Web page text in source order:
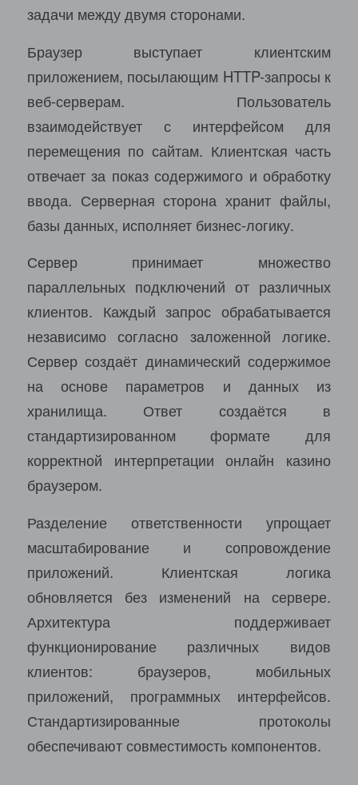
задачи между двумя сторонами.
Браузер выступает клиентским
приложением, посылающим HTTP-запросы к
веб-серверам. Пользователь
взаимодействует с интерфейсом для
перемещения по сайтам. Клиентская часть
отвечает за показ содержимого и обработку
ввода. Серверная сторона хранит файлы,
базы данных, исполняет бизнес-логику.
Сервер принимает множество
параллельных подключений от различных
клиентов. Каждый запрос обрабатывается
независимо согласно заложенной логике.
Сервер создаёт динамический содержимое
на основе параметров и данных из
хранилища. Ответ создаётся в
стандартизированном формате для
корректной интерпретации онлайн казино
браузером.
Разделение ответственности упрощает
масштабирование и сопровождение
приложений. Клиентская логика
обновляется без изменений на сервере.
Архитектура поддерживает
функционирование различных видов
клиентов: браузеров, мобильных
приложений, программных интерфейсов.
Стандартизированные протоколы
обеспечивают совместимость компонентов.